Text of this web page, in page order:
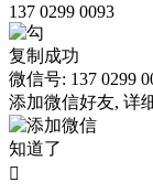
137 0299 0093
复制成功
微信号: 137 0299
添加微信好友, 详
知道了
